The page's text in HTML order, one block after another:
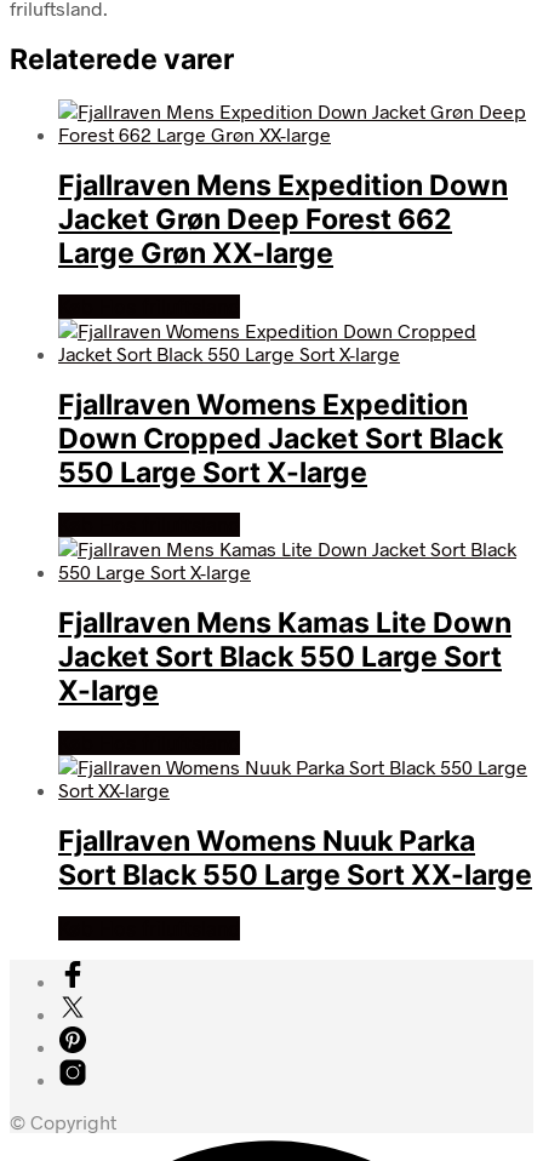
friluftsland.
Relaterede varer
Fjallraven Mens Expedition Down
Jacket Grøn Deep Forest 662
Large Grøn XX-large
Fjallraven Womens Expedition
Down Cropped Jacket Sort Black
550 Large Sort X-large
Fjallraven Mens Kamas Lite Down
Jacket Sort Black 550 Large Sort
X-large
Fjallraven Womens Nuuk Parka
Sort Black 550 Large Sort XX-large
© Copyright